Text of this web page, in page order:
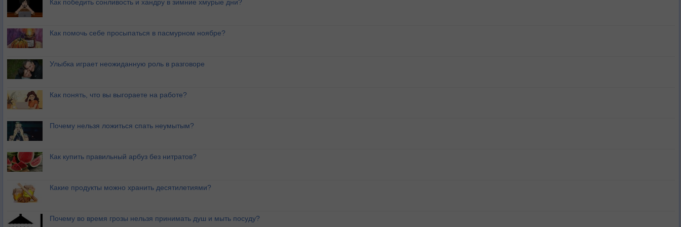
Как победить сонливость и хандру в зимние хмурые дни?
Как помочь себе просыпаться в пасмурном ноябре?
Улыбка играет неожиданную роль в разговоре
Как понять, что вы выгораете на работе?
Почему нельзя ложиться спать неумытым?
Как купить правильный арбуз без нитратов?
Какие продукты можно хранить десятилетиями?
Почему во время грозы нельзя принимать душ и мыть посуду?